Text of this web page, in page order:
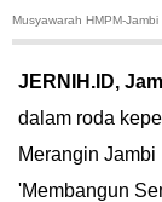
LEISUR
TEKNOLOGI
Musyawarah HMPM-
JERNIH.ID,
dalam roda
Merangin
'Membangun